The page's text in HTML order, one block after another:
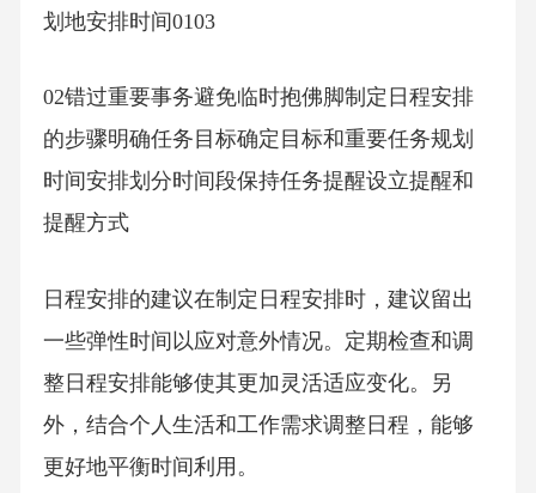
划地安排时间0103
02错过重要事务避免临时抱佛脚制定日程安排
的步骤明确任务目标确定目标和重要任务规划
时间安排划分时间段保持任务提醒设立提醒和
提醒方式
日程安排的建议在制定日程安排时，建议留出
一些弹性时间以应对意外情况。定期检查和调
整日程安排能够使其更加灵活适应变化。另
外，结合个人生活和工作需求调整日程，能够
更好地平衡时间利用。